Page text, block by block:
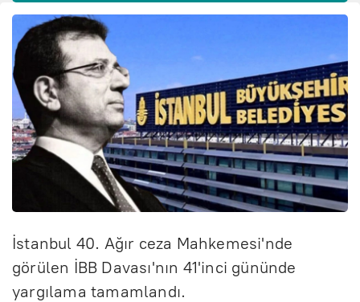
İstanbul 40. Ağır ceza Mahkemesi'nde
görülen İBB Davası'nın 41'inci gününde
yargılama tamamlandı.